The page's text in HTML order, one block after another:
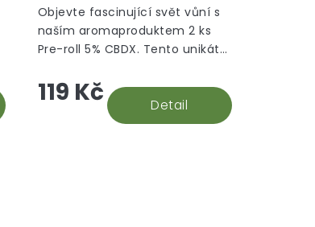
119 Kč Detail
Objevte fascinující svět vůní s
naším aromaproduktem 2 ks
Pre-roll 5% CBDX. Tento unikátní
kvalitních CBD květů, známé
svou charakteristickou a...